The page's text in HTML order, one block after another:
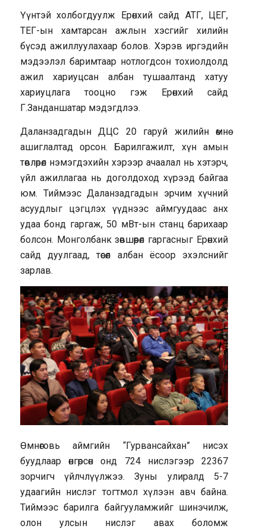
Үүнтэй холбогдуулж Ерөнхий сайд АТГ, ЦЕГ,
ТЕГ-ын хамтарсан ажлын хэсгийг хилийн
бүсэд ажиллуулахаар болов. Хэрэв иргэдийн
мэдээлэл баримтаар нотлогдсон тохиолдолд
ажил хариуцсан албан тушаалтанд хатуу
хариуцлага тооцно гэж Ерөнхий сайд
Г.Занданшатар мэдэгдлээ.
Даланзадгадын ДЦС 20 гаруй жилийн өмнө
ашиглалтад орсон. Барилгажилт, хүн амын
төвлөрөл нэмэгдэхийн хэрээр ачаалал нь хэтэрч,
үйл ажиллагаа нь доголдоход хүрээд байгаа
юм. Тиймээс Даланзадгадын эрчим хүчний
асуудлыг цэгцлэх үүднээс аймгуудаас анх
удаа бонд гаргаж, 50 мВт-ын станц барихаар
болсон. Монголбанк зөвшөөрөл гаргасныг Ерөнхий
сайд дуулгаад, төсөл албан ёсоор эхэлснийг
зарлав.
Өмнөговь аймгийн “Гурвансайхан” нисэх
буудлаар өнгөрсөн онд 724 нислэгээр 22367
зорчигч үйлчлүүлжээ. Зуны улиралд 5-7
удаагийн нислэг тогтмол хүлээн авч байна.
Тиймээс барилга байгууламжийг шинэчилж,
олон улсын нислэг авах боломж